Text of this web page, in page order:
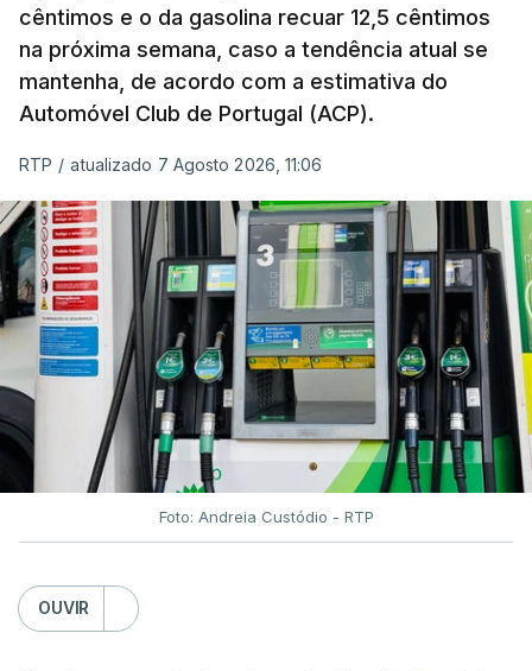
cêntimos e o da gasolina recuar 12,5 cêntimos
na próxima semana, caso a tendência atual se
mantenha, de acordo com a estimativa do
Automóvel Club de Portugal (ACP).
RTP / atualizado 7 Agosto 2026, 11:06
Foto: Andreia Custódio - RTP
OUVIR